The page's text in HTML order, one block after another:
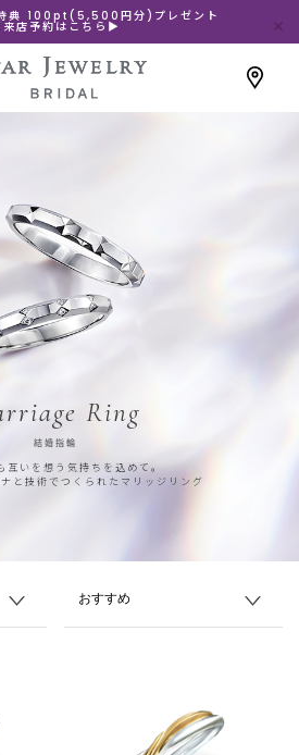
特典 100pt(5,500円分)プレゼント
来店予約はこちら▶
Ring
結婚指輪
互いを想う気持ちを込めて。
と技術でつくられたマリッジリング